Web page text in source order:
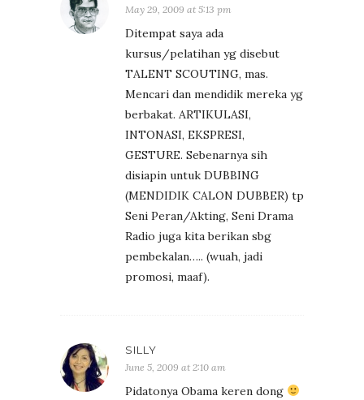
May 29, 2009 at 5:13 pm
Ditempat saya ada
kursus/pelatihan yg disebut
TALENT SCOUTING, mas.
Mencari dan mendidik mereka yg
berbakat. ARTIKULASI,
INTONASI, EKSPRESI,
GESTURE. Sebenarnya sih
disiapin untuk DUBBING
(MENDIDIK CALON DUBBER) tp
Seni Peran/Akting, Seni Drama
Radio juga kita berikan sbg
pembekalan….. (wuah, jadi
promosi, maaf).
SILLY
June 5, 2009 at 2:10 am
Pidatonya Obama keren dong